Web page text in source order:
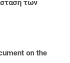
των
on the